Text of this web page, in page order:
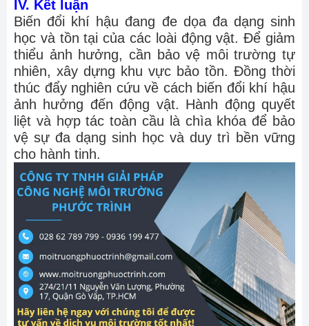
IV. Kết luận
Biến đổi khí hậu đang đe dọa đa dạng sinh
học và tồn tại của các loài động vật. Để giảm
thiểu ảnh hưởng, cần bảo vệ môi trường tự
nhiên, xây dựng khu vực bảo tồn. Đồng thời
thúc đẩy nghiên cứu về cách biến đổi khí hậu
ảnh hưởng đến động vật. Hành động quyết
liệt và hợp tác toàn cầu là chìa khóa để bảo
vệ sự đa dạng sinh học và duy trì bền vững
cho hành tinh.